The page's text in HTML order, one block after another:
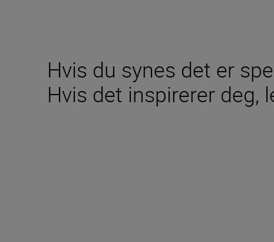
Hvis du synes det er
Hvis det inspirerer deg,